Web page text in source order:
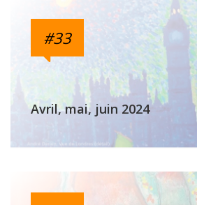
#33
Avril, mai, juin 2024